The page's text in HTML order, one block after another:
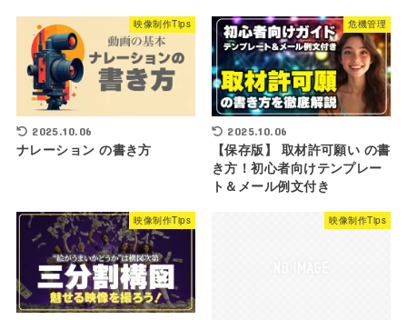
映像制作Tips
2025.10.06
ナレーション の書き方
危機管理
2025.10.06
【保存版】 取材許可願い の書
き方！初心者向けテンプレー
ト＆メール例文付き
映像制作Tips 映像制作Tips